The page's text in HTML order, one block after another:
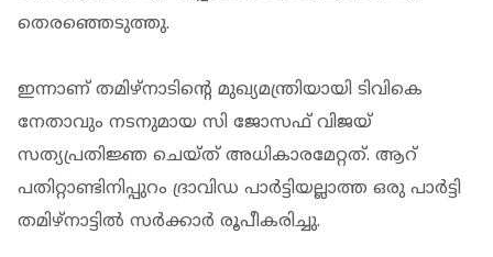
തെരഞ്ഞെടുത്തു.
ഇന്നാണ് തമിഴ്നാടിന്റെ മുഖ്യമന്ത്രിയായി ടിവികെ
നേതാവും നടനുമായ സി ജോസഫ് വിജയ്
സത്യപ്രതിജ്ഞ ചെയ്ത് അധികാരമേറ്റത്. ആറ്
പതിറ്റാണ്ടിനിപ്പുറം ദ്രാവിഡ പാര്‍ട്ടിയല്ലാത്ത ഒരു പാര്‍ട്ടി
തമിഴ്‌നാട്ടില്‍ സര്‍ക്കാര്‍ രൂപീകരിച്ചു.